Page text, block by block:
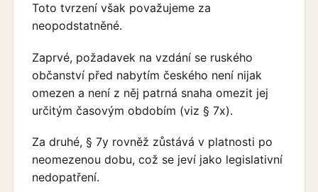
Toto tvrzení však považujeme za
neopodstatněné.
Zaprvé, požadavek na vzdání se ruského
občanství před nabytím českého není nijak
omezen a není z něj patrná snaha omezit jej
určitým časovým obdobím (viz § 7x).
Za druhé, § 7y rovněž zůstává v platnosti po
neomezenou dobu, což se jeví jako legislativní
nedopatření.